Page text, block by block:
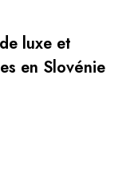
luxe et
en Slovénie